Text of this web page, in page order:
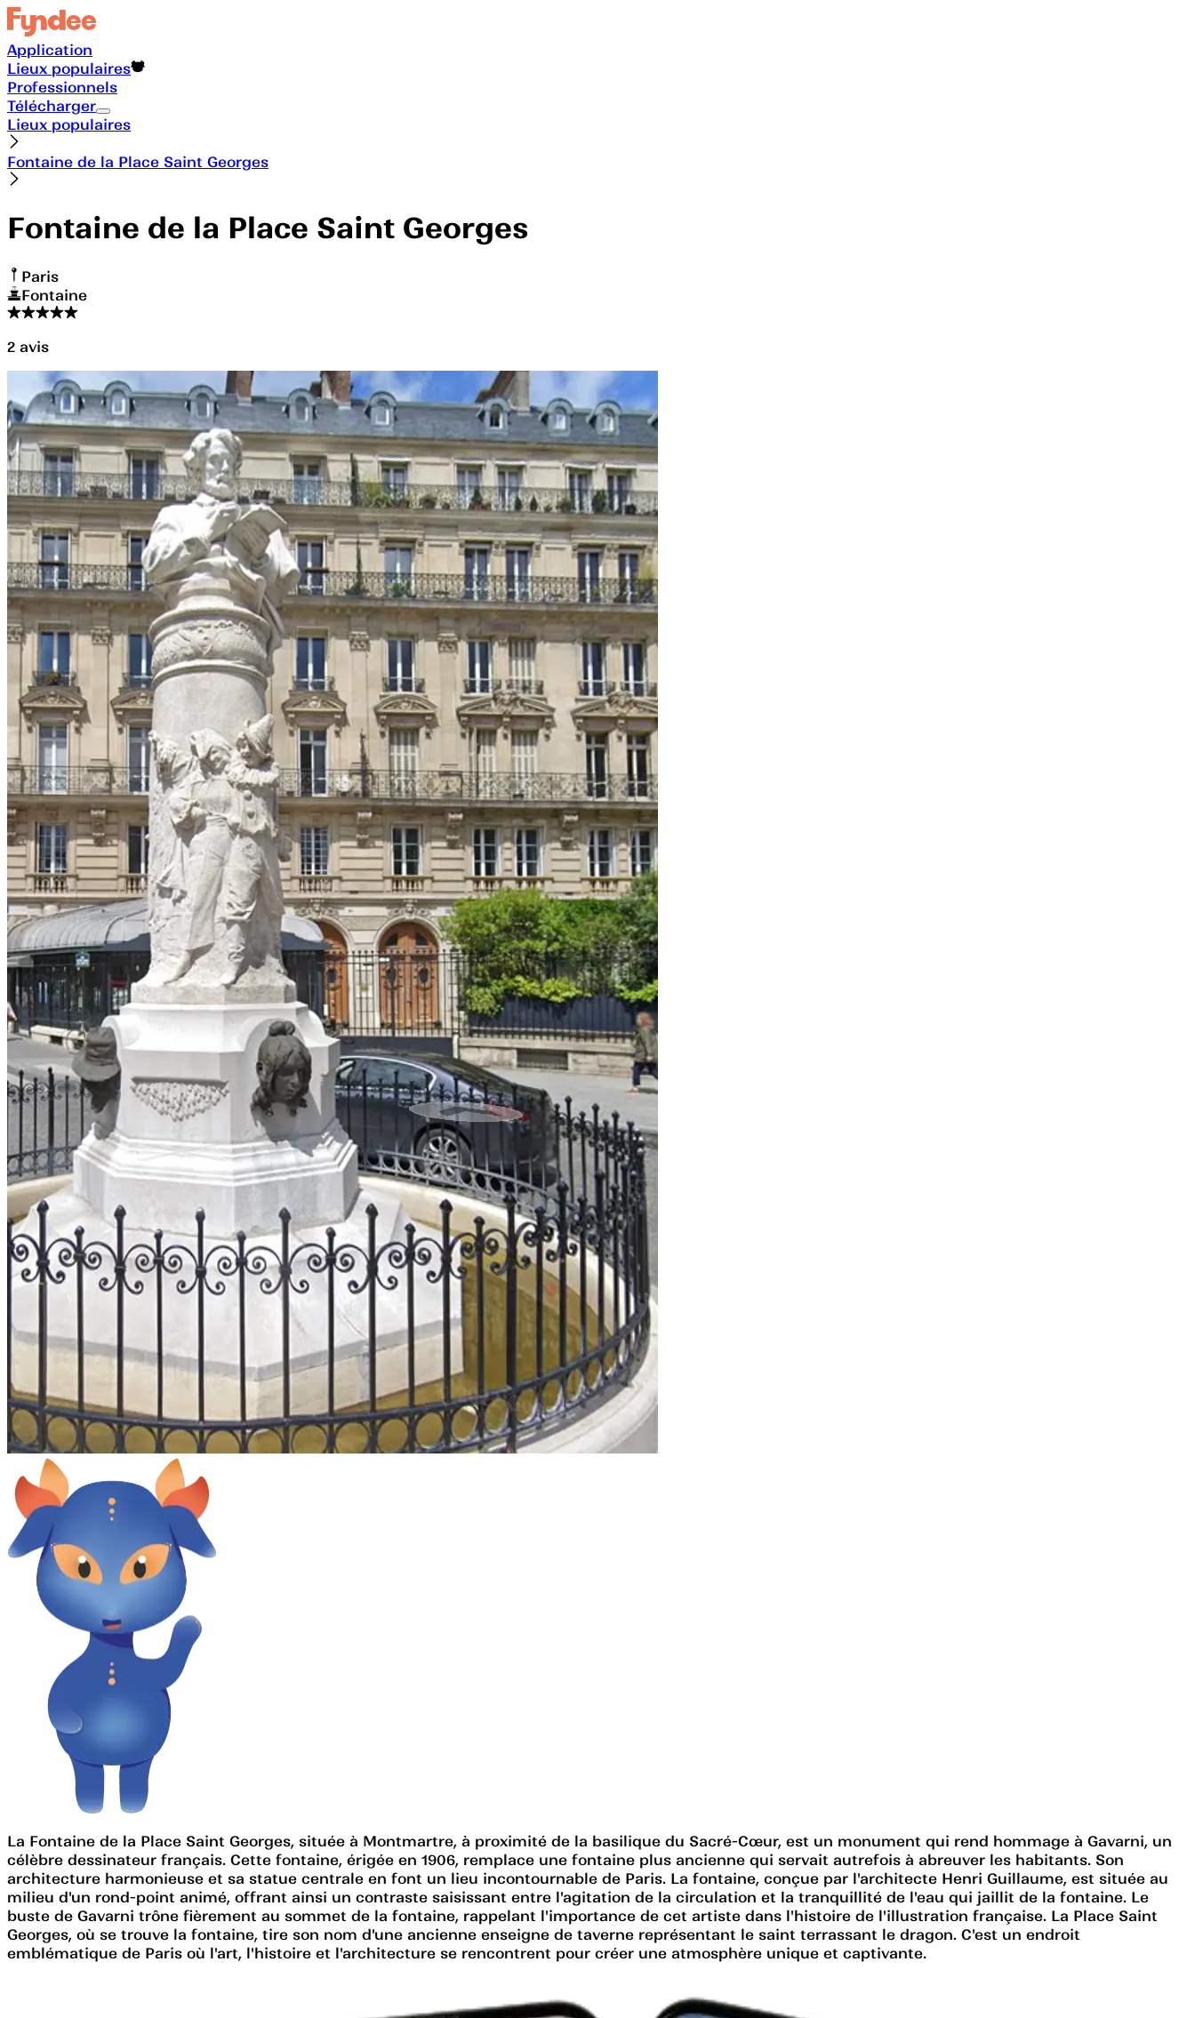
Application
Lieux populaires
Professionnels
Télécharger
Lieux populaires
Fontaine de la Place Saint Georges
Fontaine de la Place Saint Georges
Paris
Fontaine
2 avis
La Fontaine de la Place Saint Georges, située à Montmartre, à proximité de la basilique du Sacré-Cœur, est un monument qui rend hommage à Gavarni, un
célèbre dessinateur français. Cette fontaine, érigée en 1906, remplace une fontaine plus ancienne qui servait autrefois à abreuver les habitants. Son
architecture harmonieuse et sa statue centrale en font un lieu incontournable de Paris. La fontaine, conçue par l'architecte Henri Guillaume, est située au
milieu d'un rond-point animé, offrant ainsi un contraste saisissant entre l'agitation de la circulation et la tranquillité de l'eau qui jaillit de la fontaine. Le
buste de Gavarni trône fièrement au sommet de la fontaine, rappelant l'importance de cet artiste dans l'histoire de l'illustration française. La Place Saint
Georges, où se trouve la fontaine, tire son nom d'une ancienne enseigne de taverne représentant le saint terrassant le dragon. C'est un endroit
emblématique de Paris où l'art, l'histoire et l'architecture se rencontrent pour créer une atmosphère unique et captivante.